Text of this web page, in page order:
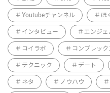
Youtubeチャンネル ほ
インタビュー エンジェ
コイラボ コンプレック
テクニック デート
ネタ ノウハウ